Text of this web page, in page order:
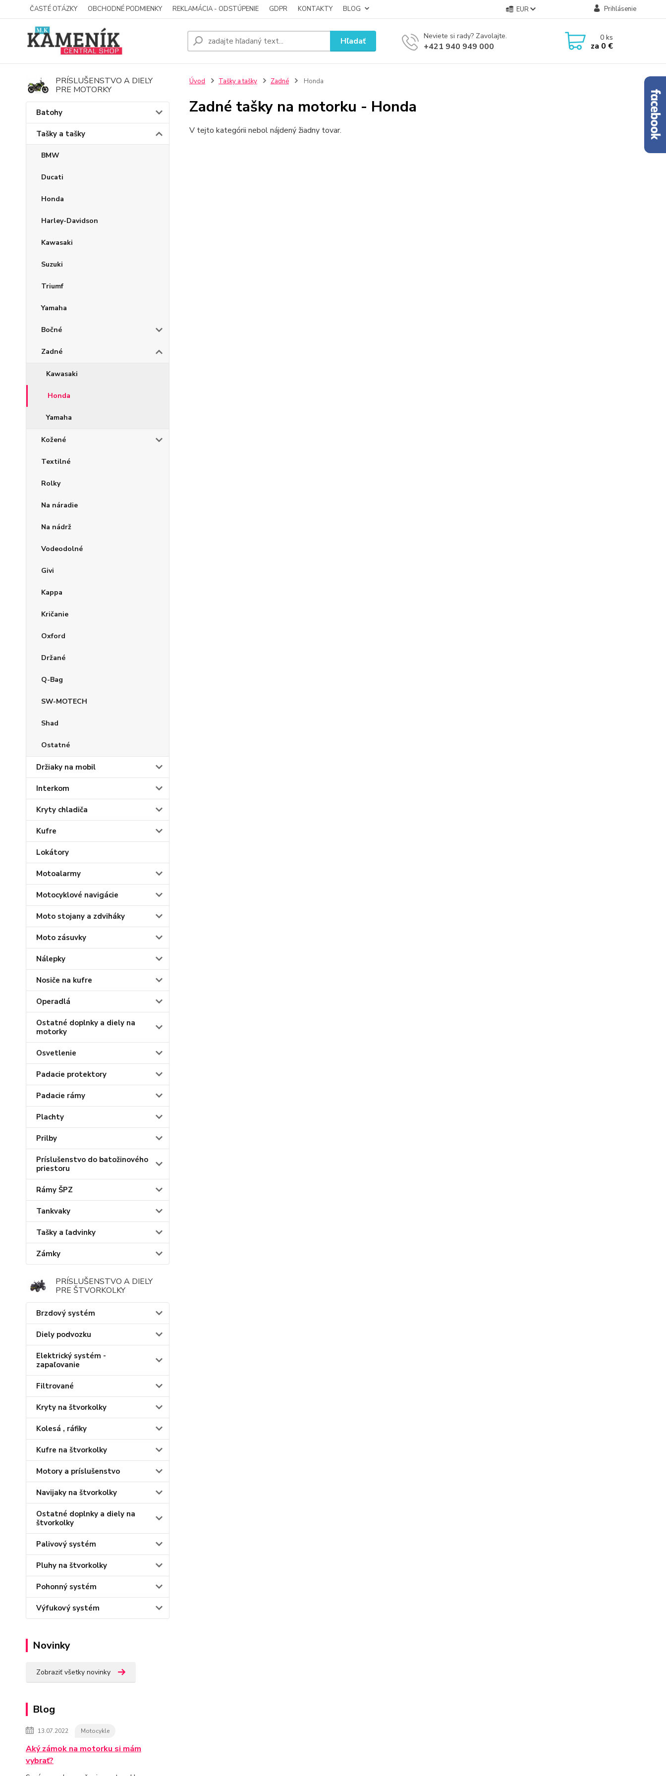
ČASTÉ OTÁZKY OBCHODNÉ PODMIENKY REKLAMÁCIA - ODSTÚPENIE GDPR KONTAKTY BLOG EUR Prihlásenie
Hľadať Neviete si rady? Zavolajte.
+421 940 949 000
0ks
za 0 €
PRÍSLUŠENSTVO A DIELY
PRE MOTORKY
Batohy
Tašky a tašky
BMW
Ducati
Honda
Harley-Davidson
Kawasaki
Suzuki
Triumf
Yamaha
Bočné
Zadné
Kawasaki
Honda
Yamaha
Kožené
Textilné
Rolky
Na náradie
Na nádrž
Vodeodolné
Givi
Kappa
Kričanie
Oxford
Držané
Q-Bag
SW-MOTECH
Shad
Ostatné
Držiaky na mobil
Interkom
Kryty chladiča
Kufre
Lokátory
Motoalarmy
Motocyklové navigácie
Moto stojany a zdviháky
Moto zásuvky
Nálepky
Nosiče na kufre
Operadlá
Ostatné doplnky a diely na
motorky
Osvetlenie
Padacie protektory
Padacie rámy
Plachty
Prilby
Príslušenstvo do batožinového
priestoru
Rámy ŠPZ
Tankvaky
Tašky a ľadvinky
Zámky
PRÍSLUŠENSTVO A DIELY
PRE ŠTVORKOLKY
Brzdový systém
Diely podvozku
Elektrický systém -
zapaľovanie
Filtrované
Kryty na štvorkolky
Kolesá , ráfiky
Kufre na štvorkolky
Motory a príslušenstvo
Navijaky na štvorkolky
Ostatné doplnky a diely na
štvorkolky
Palivový systém
Pluhy na štvorkolky
Pohonný systém
Výfukový systém
Novinky
Zobraziť všetky novinky
Blog
13.07.2022 Motocykle
Aký zámok na motorku si mám
vybrať?
Úvod Tašky a tašky Zadné Honda
Zadné tašky na motorku - Honda
V tejto kategórii nebol nájdený žiadny tovar.